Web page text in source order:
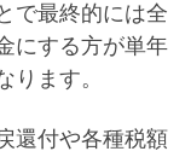
で最終的には全
にする方が単年
ります。
還付や各種税額